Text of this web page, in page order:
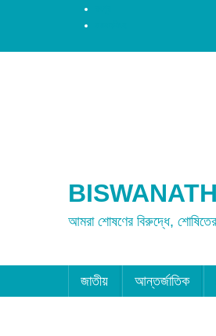
আমরা শোষণের বিরুদ্ধে,
জাতীয় আন্তর্জাতিক